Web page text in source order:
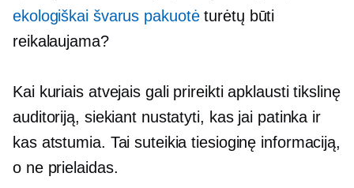
ekologiškai švarus pakuotėturėtų būti
reikalaujama?
Kai kuriais atvejais gali prireikti apklausti tikslinę
auditoriją, siekiant nustatyti, kas jai patinka ir
kas atstumia. Tai suteikia tiesioginę informaciją,
o ne prielaidas.